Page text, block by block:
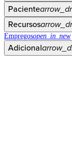
Paciente
Recursos
Empregosopen_in_new
Adicional